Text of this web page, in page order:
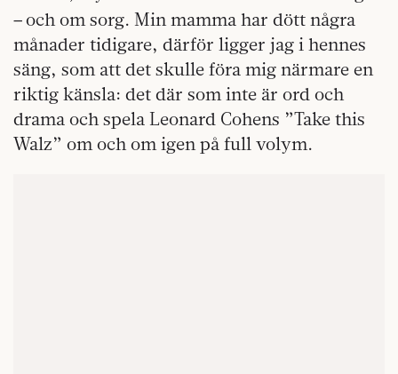
–och om sorg. Min mamma har dött några
månader tidigare, därför ligger jag i hennes
säng, som att det skulle föra mig närmare en
riktig känsla: det där som inte är ord och
drama och spela Leonard Cohens ”Take this
Walz” om och om igen på full volym.